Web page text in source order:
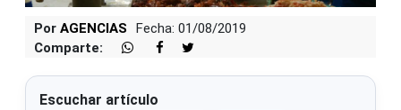
Por AGENCIAS
Fecha: 01/08/2019
Comparte:
Escuchar artículo